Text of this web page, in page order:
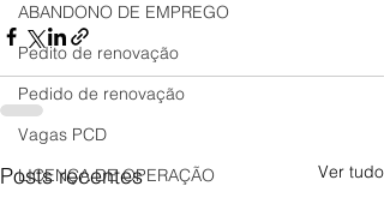
ABANDONO DE EMPREGO
Pedito de renovação
Pedido de renovação
Vagas PCD
LICENÇA DE OPERAÇÃO
Posts recentes Ver tudo